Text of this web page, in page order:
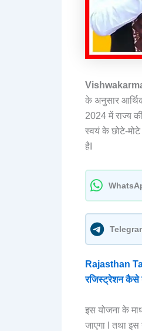
के अनुसार
2024 में राज्य
स्वयं के छोटे-मोटे
हैI
Rajasthan
रजिस्ट्रेशन कैसे
इस योजना के
जाएगा I तथा